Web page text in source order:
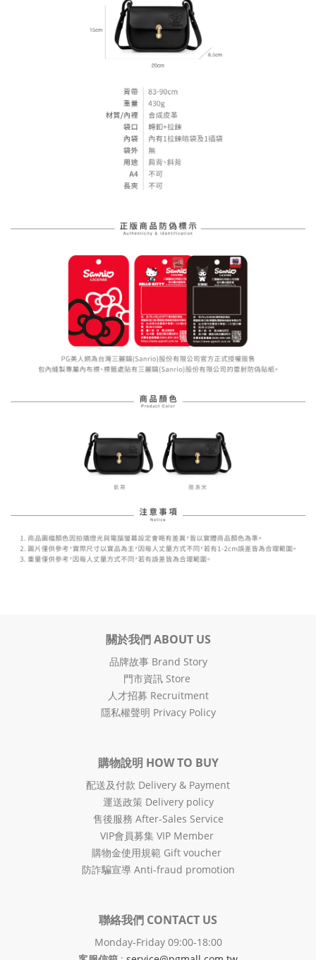
關於我們 ABOUT US
品牌故事 Brand Story
門市資訊 Store
人才招募 Recruitment
隱私權聲明 Privacy Policy
購物說明 HOW TO BUY
配送及付款 Delivery & Payment
運送政策 Delivery policy
售後服務 After-Sales Service
VIP會員募集 VIP Member
購物金使用規範 Gift voucher
防詐騙宣導 Anti-fraud promotion
聯絡我們 CONTACT US
Monday-Friday 09:00-18:00